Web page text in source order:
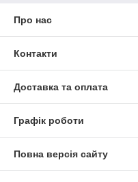
Про нас
Контакти
Доставка та оплата
Графік роботи
Повна версія сайту